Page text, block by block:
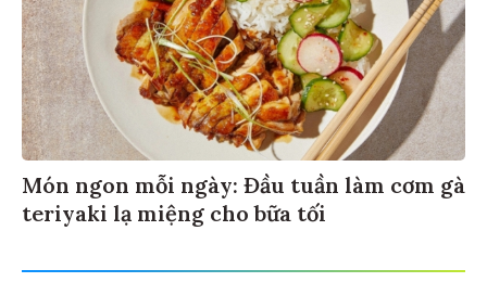
Món ngon mỗi ngày: Đầu tuần làm cơm gà
teriyaki lạ miệng cho bữa tối